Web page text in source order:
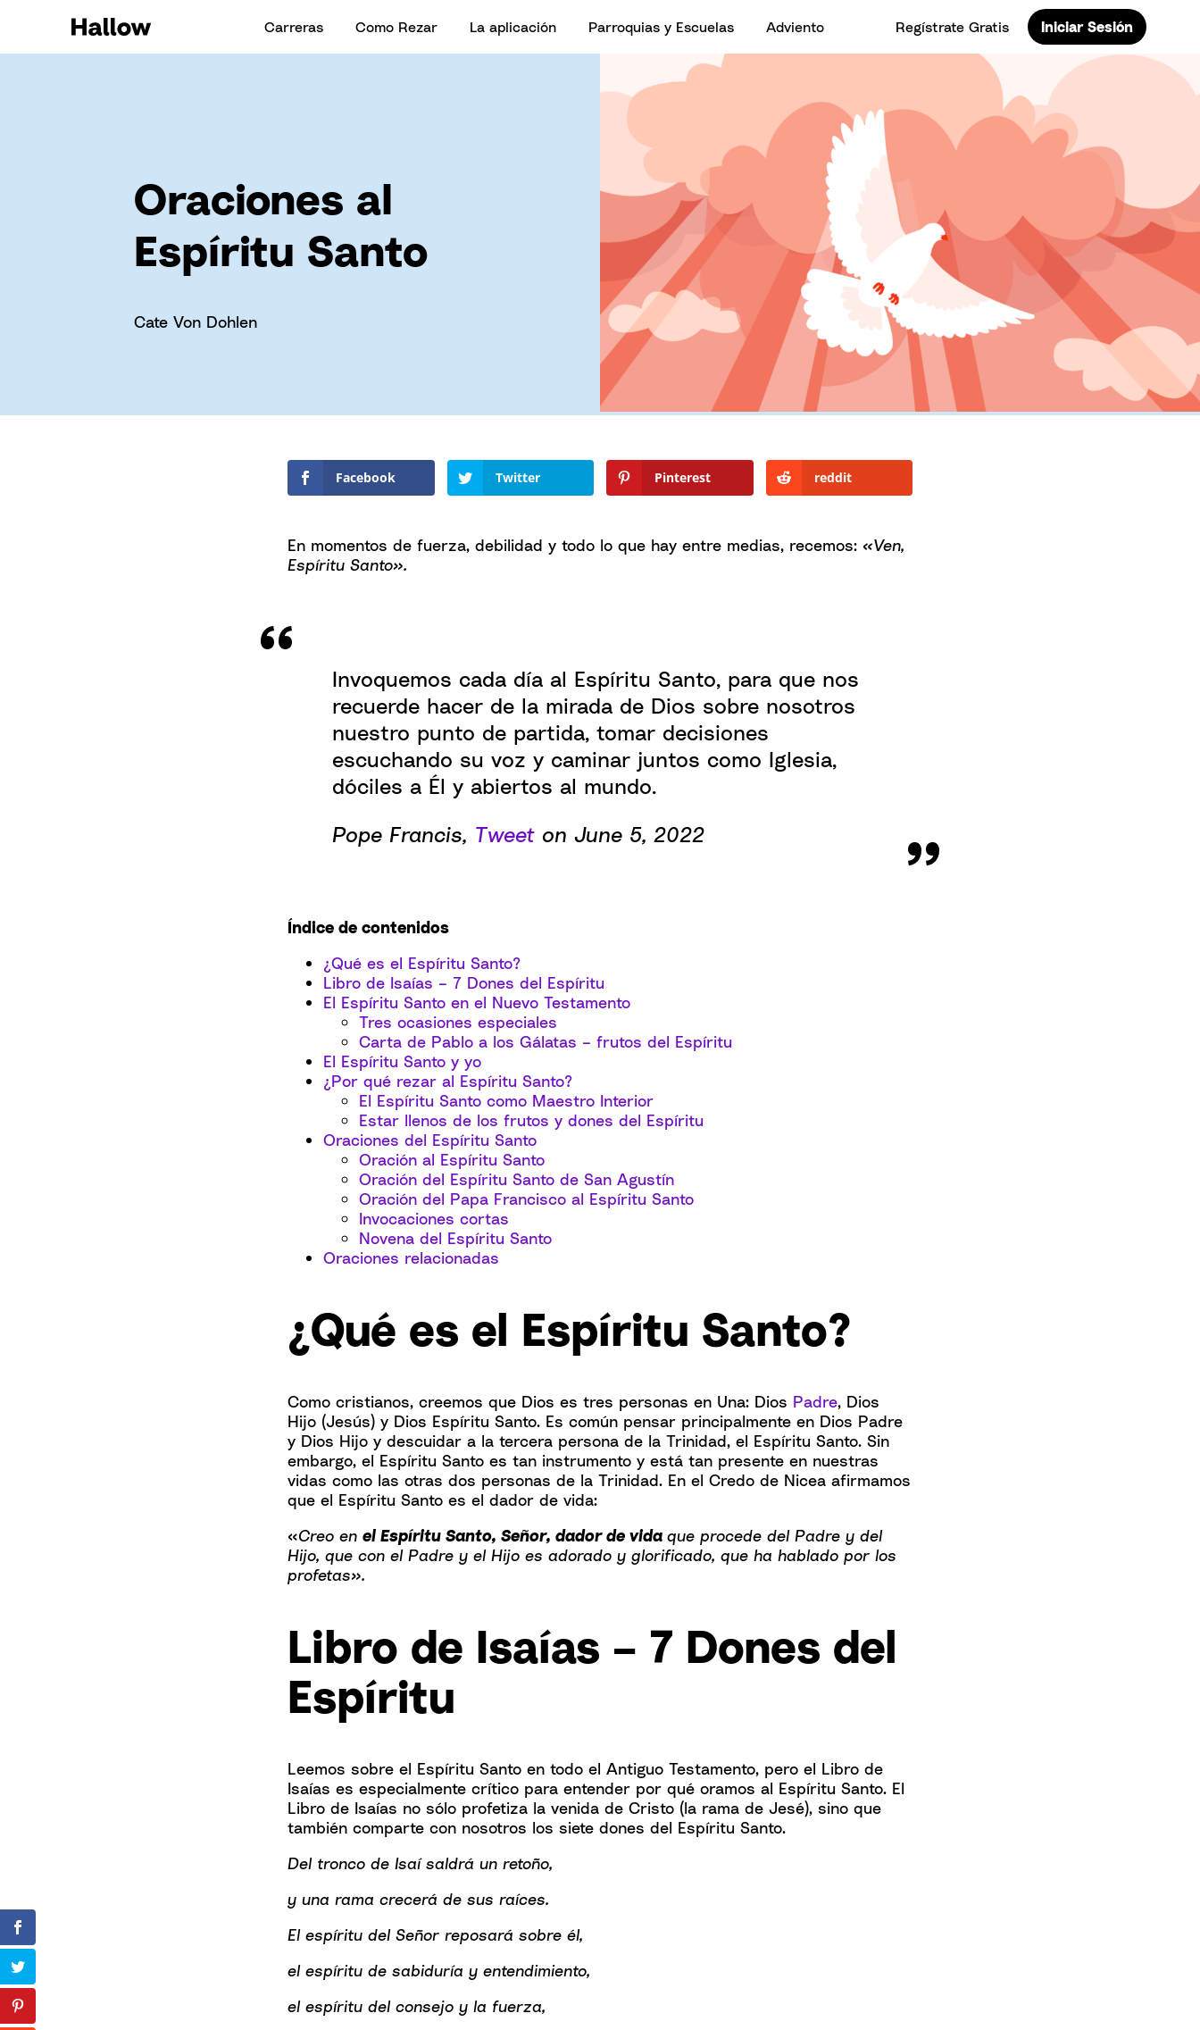
Carreras Como Rezar La aplicación Parroquias y Escuelas Adviento Regístrate Gratis Iniciar Sesión
Oraciones al
Espíritu Santo
Cate Von Dohlen
Facebook Twitter Pinterest reddit
En momentos de fuerza, debilidad y todo lo que hay entre medias, recemos: «Ven,
Espíritu Santo».
Invoquemos cada día al Espíritu Santo, para que nos
recuerde hacer de la mirada de Dios sobre nosotros
nuestro punto de partida, tomar decisiones
escuchando su voz y caminar juntos como Iglesia,
dóciles a Él y abiertos al mundo.
Pope Francis, Tweet on June 5, 2022
Índice de contenidos
¿Qué es el Espíritu Santo?
Libro de Isaías – 7 Dones del Espíritu
El Espíritu Santo en el Nuevo Testamento
Tres ocasiones especiales
Carta de Pablo a los Gálatas – frutos del Espíritu
El Espíritu Santo y yo
¿Por qué rezar al Espíritu Santo?
El Espíritu Santo como Maestro Interior
Estar llenos de los frutos y dones del Espíritu
Oraciones del Espíritu Santo
Oración al Espíritu Santo
Oración del Espíritu Santo de San Agustín
Oración del Papa Francisco al Espíritu Santo
Invocaciones cortas
Novena del Espíritu Santo
Oraciones relacionadas
¿Qué es el Espíritu Santo?
Como cristianos, creemos que Dios es tres personas en Una: Dios Padre, Dios
Hijo (Jesús) y Dios Espíritu Santo. Es común pensar principalmente en Dios Padre
y Dios Hijo y descuidar a la tercera persona de la Trinidad, el Espíritu Santo. Sin
embargo, el Espíritu Santo es tan instrumento y está tan presente en nuestras
vidas como las otras dos personas de la Trinidad. En el Credo de Nicea afirmamos
que el Espíritu Santo es el dador de vida:
«Creo en el Espíritu Santo, Señor, dador de vida que procede del Padre y del
Hijo, que con el Padre y el Hijo es adorado y glorificado, que ha hablado por los
profetas».
Libro de Isaías – 7 Dones del
Espíritu
Leemos sobre el Espíritu Santo en todo el Antiguo Testamento, pero el Libro de
Isaías es especialmente crítico para entender por qué oramos al Espíritu Santo. El
Libro de Isaías no sólo profetiza la venida de Cristo (la rama de Jesé), sino que
también comparte con nosotros los siete dones del Espíritu Santo.
Del tronco de Isaí saldrá un retoño,
y una rama crecerá de sus raíces.
El espíritu del Señor reposará sobre él,
el espíritu de sabiduría y entendimiento,
el espíritu del consejo y la fuerza,